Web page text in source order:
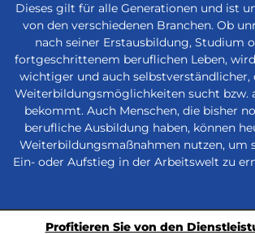
Dieses gilt für alle Generationen und ist
von den verschiedenen Branchen. Ob
nach seiner Erstausbildung, Studium
fortgeschrittenem beruflichen Leben,
wichtiger und auch selbstverständlicher,
Weiterbildungsmöglichkeiten sucht bzw.
bekommt. Auch Menschen, die bisher
berufliche Ausbildung haben, können
Weiterbildungsmaßnahmen nutzen, um
Ein- oder Aufstieg in der Arbeitswelt zu
Profitieren Sie von den